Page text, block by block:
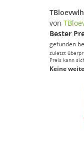
von
Bester
gefunden
zuletzt
Preis kann
Keine